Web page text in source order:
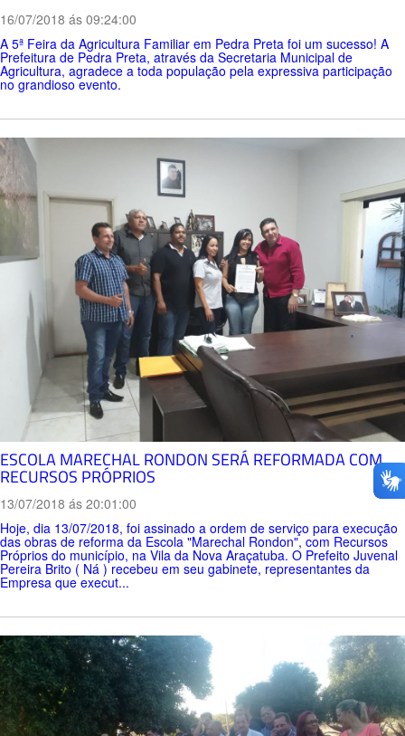
16/07/2018 ás 09:24:00
A 5ª Feira da Agricultura Familiar em Pedra Preta foi um sucesso! A
Prefeitura de Pedra Preta, através da Secretaria Municipal de
Agricultura, agradece a toda população pela expressiva participação
no grandioso evento.
ESCOLA MARECHAL RONDON SERÁ REFORMADA COM
RECURSOS PRÓPRIOS
13/07/2018 ás 20:01:00
Hoje, dia 13/07/2018, foi assinado a ordem de serviço para execução
das obras de reforma da Escola "Marechal Rondon", com Recursos
Próprios do município, na Vila da Nova Araçatuba. O Prefeito Juvenal
Pereira Brito ( Ná ) recebeu em seu gabinete, representantes da
Empresa que execut...